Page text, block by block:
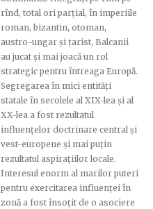
rînd, total ori parțial, în imperiile
roman, bizantin, otoman,
austro-ungar și țarist, Balcanii
au jucat și mai joacă un rol
strategic pentru întreaga Europă.
Segregarea în mici entități
statale în secolele al XIX-lea și al
XX-lea a fost rezultatul
influențelor doctrinare central și
vest-europene și mai puțin
rezultatul aspirațiilor locale.
Interesul enorm al marilor puteri
pentru exercitarea influenței în
zonă a fost însoțit de o asociere